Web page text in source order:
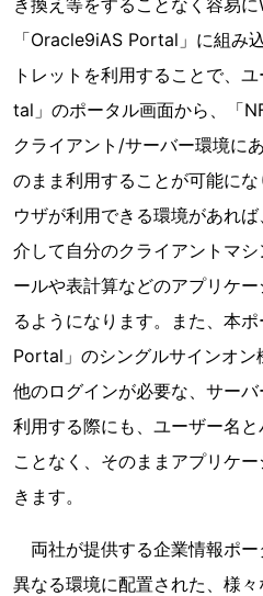
き換え等をすることなく容易
「Oracle9iAS Portal」に組み
トレットを利用することで、
tal」のポータル画面から、「
クライアント/サーバー環境に
のまま利用することが可能に
ウザが利用できる環境があれ
介して自分のクライアントマ
ールや表計算などのアプリケ
るようになります。また、本
Portal」のシングルサインオン
他のログインが必要な、サー
利用する際にも、ユーザー名
ことなく、そのままアプリケ
きます。
両社が提供する企業情報ポー
異なる環境に配置された、様